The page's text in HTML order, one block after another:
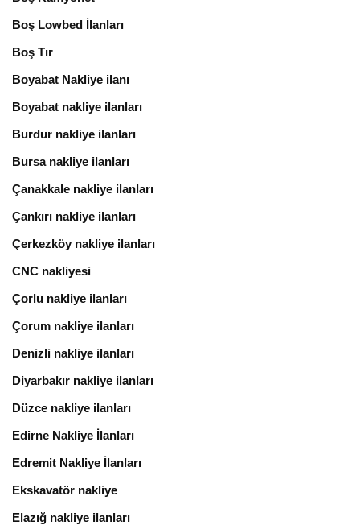
Boş Lowbed İlanları
Boş Tır
Boyabat Nakliye ilanı
Boyabat nakliye ilanları
Burdur nakliye ilanları
Bursa nakliye ilanları
Çanakkale nakliye ilanları
Çankırı nakliye ilanları
Çerkezköy nakliye ilanları
CNC nakliyesi
Çorlu nakliye ilanları
Çorum nakliye ilanları
Denizli nakliye ilanları
Diyarbakır nakliye ilanları
Düzce nakliye ilanları
Edirne Nakliye İlanları
Edremit Nakliye İlanları
Ekskavatör nakliye
Elazığ nakliye ilanları